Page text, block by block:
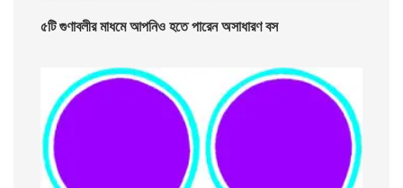
৫টি গুণাবলীর মাধমে আপনিও হতে পারেন অসাধারণ বস